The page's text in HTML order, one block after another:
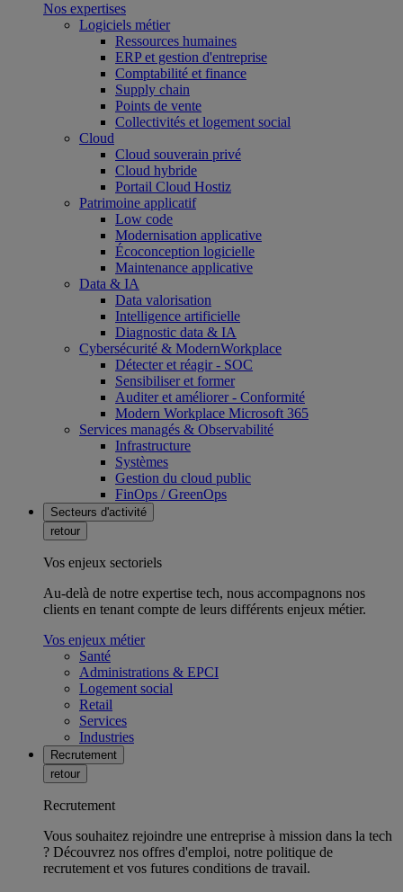
Nos expertises
Logiciels métier
Ressources humaines
ERP et gestion d'entreprise
Comptabilité et finance
Supply chain
Points de vente
Collectivités et logement social
Cloud
Cloud souverain privé
Cloud hybride
Portail Cloud Hostiz
Patrimoine applicatif
Low code
Modernisation applicative
Écoconception logicielle
Maintenance applicative
Data & IA
Data valorisation
Intelligence artificielle
Diagnostic data & IA
Cybersécurité & ModernWorkplace
Détecter et réagir - SOC
Sensibiliser et former
Auditer et améliorer - Conformité
Modern Workplace Microsoft 365
Services managés & Observabilité
Infrastructure
Systèmes
Gestion du cloud public
FinOps / GreenOps
Secteurs d'activité
retour
Vos enjeux sectoriels
Au-delà de notre expertise tech, nous accompagnons nos
clients en tenant compte de leurs différents enjeux métier.
Vos enjeux métier
Santé
Administrations & EPCI
Logement social
Retail
Services
Industries
Recrutement
retour
Recrutement
Vous souhaitez rejoindre une entreprise à mission dans la tech
? Découvrez nos offres d'emploi, notre politique de
recrutement et vos futures conditions de travail.